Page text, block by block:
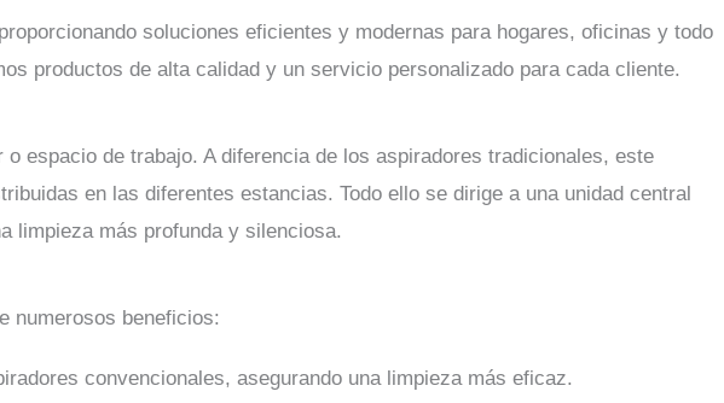
soluciones eficientes y modernas para hogares, oficinas y todo
productos de alta calidad y un servicio personalizado para cada cliente.
espacio de trabajo. A diferencia de los aspiradores tradicionales, este
en las diferentes estancias. Todo ello se dirige a una unidad central
limpieza más profunda y silenciosa.
numerosos beneficios:
convencionales, asegurando una limpieza más eficaz.